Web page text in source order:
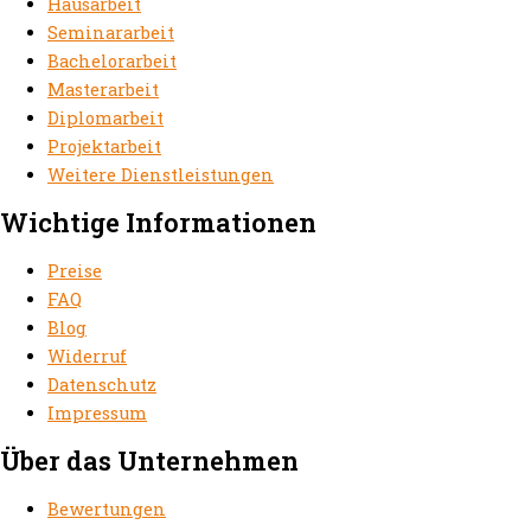
Seminararbeit
Bachelorarbeit
Masterarbeit
Diplomarbeit
Projektarbeit
Weitere Dienstleistungen
Wichtige Informationen
Preise
FAQ
Blog
Widerruf
Datenschutz
Impressum
Über das Unternehmen
Bewertungen